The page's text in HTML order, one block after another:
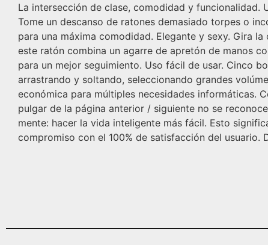
La intersección de clase, comodidad y funcionalidad.
Tome un descanso de ratones demasiado torpes o
para una máxima comodidad. Elegante y sexy. Gira
este ratón combina un agarre de apretón de manos
para un mejor seguimiento. Uso fácil de usar. Cinco
arrastrando y soltando, seleccionando grandes
económica para múltiples necesidades informáticas.
pulgar de la página anterior / siguiente no se
mente: hacer la vida inteligente más fácil. Esto
compromiso con el 100% de satisfacción del usuario.